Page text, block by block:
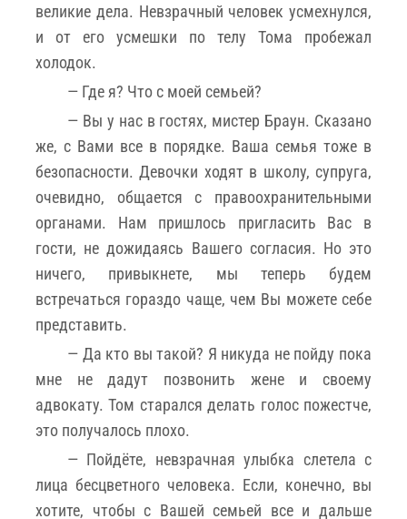
великие дела. Невзрачный человек усмехнулся,
и от его усмешки по телу Тома пробежал
холодок.
— Где я? Что с моей семьей?
— Вы у нас в гостях, мистер Браун. Сказано
же, с Вами все в порядке. Ваша семья тоже в
безопасности. Девочки ходят в школу, супруга,
очевидно, общается с правоохранительными
органами. Нам пришлось пригласить Вас в
гости, не дожидаясь Вашего согласия. Но это
ничего, привыкнете, мы теперь будем
встречаться гораздо чаще, чем Вы можете себе
представить.
— Да кто вы такой? Я никуда не пойду пока
мне не дадут позвонить жене и своему
адвокату. Том старался делать голос пожестче,
это получалось плохо.
— Пойдёте, невзрачная улыбка слетела с
лица бесцветного человека. Если, конечно, вы
хотите, чтобы с Вашей семьей все и дальше